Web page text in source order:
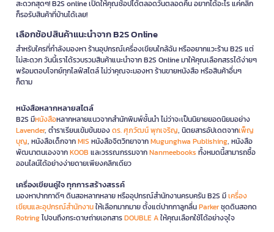
สะดวกสุดๆ! B2S online เปิดให้คุณช้อปได้ตลอดวันตลอดคืน อยากได้อะไร แค่คลิก
ก็รอรับสินค้าที่บ้านได้เลย!
เลือกช้อปสินค้าแนะนำจาก B2S Online
สำหรับใครที่กำลังมองหา ร้านอุปกรณ์เครื่องเขียนใกล้ฉัน หรืออยากแวะร้าน B2S แต่
ไม่สะดวก วันนี้เราได้รวบรวมสินค้าแนะนำจาก B2S Online มาให้คุณเลือกสรรได้ง่ายๆ
พร้อมตอบโจทย์ทุกไลฟ์สไตล์ ไม่ว่าคุณจะมองหา ร้านขายหนังสือ หรือสินค้าอื่นๆ
ก็ตาม
หนังสือหลากหลายสไตล์
B2S มีหนังสือหลากหลายแนวจากสำนักพิมพ์ชั้นนำ ไม่ว่าจะเป็นนิยายยอดนิยมอย่าง
Lavender, ตำราเรียนเข้มข้นของดร. ศุภวัฒน์ พุกเจริญ, นิตยสารอัปเดตจากเพ็ญ
บุญ, หนังสือเด็กจากMIS หนังสือจิตวิทยาจากMugunghwa Publishing, หนังสือ
พัฒนาตนเองจากKOOB และวรรณกรรมจากNanmeebooks ทั้งหมดนี้สามารถซื้อ
ออนไลน์ได้อย่างง่ายดายเพียงคลิกเดียว
เครื่องเขียนคู่ใจ ทุกการสร้างสรรค์
มองหาปากกาดีๆ ดินสอหลากหลาย หรืออุปกรณ์สำนักงานครบครัน B2S มีเครื่อง
เขียนและอุปกรณ์สำนักงานให้เลือกมากมาย ตั้งแต่ปากกาลูกลื่นParkerชุดดินสอกด
Rotringไปจนถึงกระดาษถ่ายเอกสารDOUBLE Aให้คุณเลือกใช้ได้อย่างจุใจ